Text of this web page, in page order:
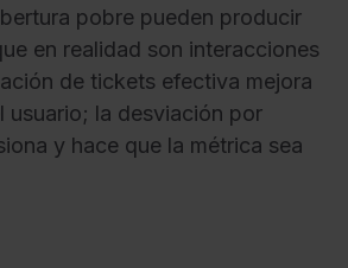
pobre pueden producir
en realidad son interacciones
de tickets efectiva mejora
usuario; la desviación por
y hace que la métrica sea